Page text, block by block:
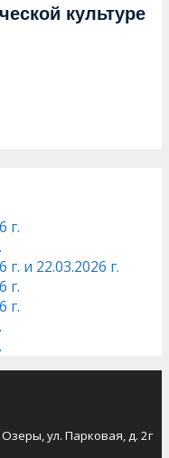
культуре
г.
и 22.03.2026 г.
г.
г.
ул. Парковая, д. 2г